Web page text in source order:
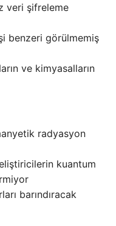
veri şifreleme
benzeri görülmemiş
ve kimyasalların
radyasyon
kuantum
barındıracak